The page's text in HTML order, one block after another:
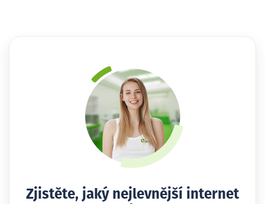
Zjistěte, jaký nejlevnější internet